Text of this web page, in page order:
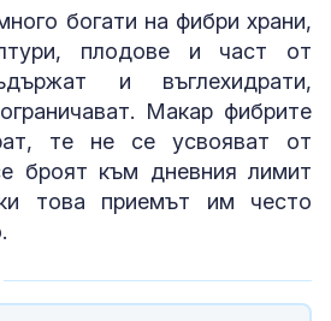
богати на фибри храни,
плодове и част от
и въглехидрати,
Макар фибрите
те не се усвояват от
броят към дневния лимит
това приемът им често